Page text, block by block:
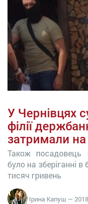
У Чернівцях
філії
затримали на
Також посадовець
було на зберіганні
тисяч гривень
Ірина Капуш —